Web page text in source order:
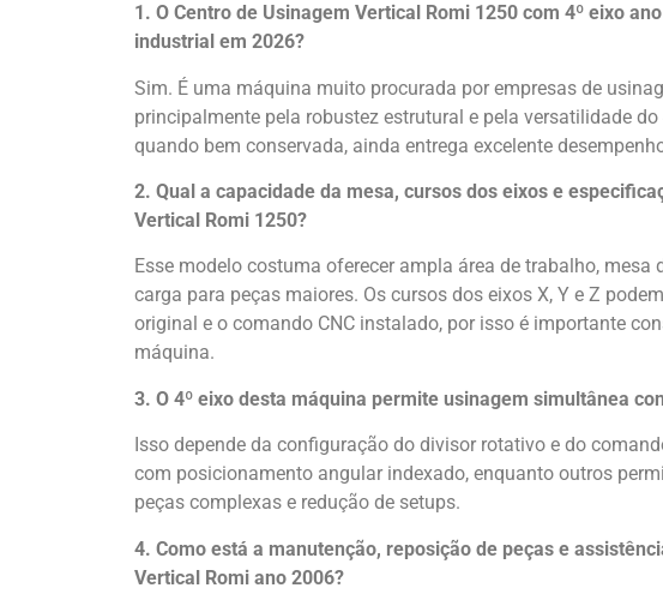
1. O Centro de Usinagem Vertical Romi 1250 com 4º eixo
industrial em 2026?
Sim. É uma máquina muito procurada por empresas de
principalmente pela robustez estrutural e pela versatilidade
quando bem conservada, ainda entrega excelente
2. Qual a capacidade da mesa, cursos dos eixos e
Vertical Romi 1250?
Esse modelo costuma oferecer ampla área de trabalho,
carga para peças maiores. Os cursos dos eixos X, Y e Z
original e o comando CNC instalado, por isso é importante
máquina.
3. O 4º eixo desta máquina permite usinagem simultânea
Isso depende da configuração do divisor rotativo e do
com posicionamento angular indexado, enquanto outros
peças complexas e redução de setups.
4. Como está a manutenção, reposição de peças e
Vertical Romi ano 2006?